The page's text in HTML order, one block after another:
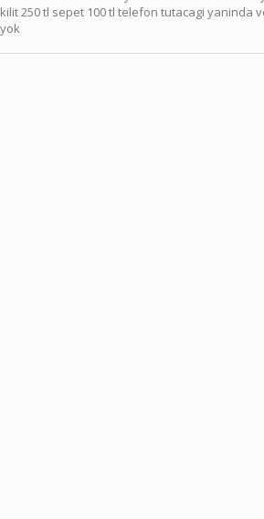
kilit 250 tl sepet 100 tl telefon tutacagi yaninda
yok